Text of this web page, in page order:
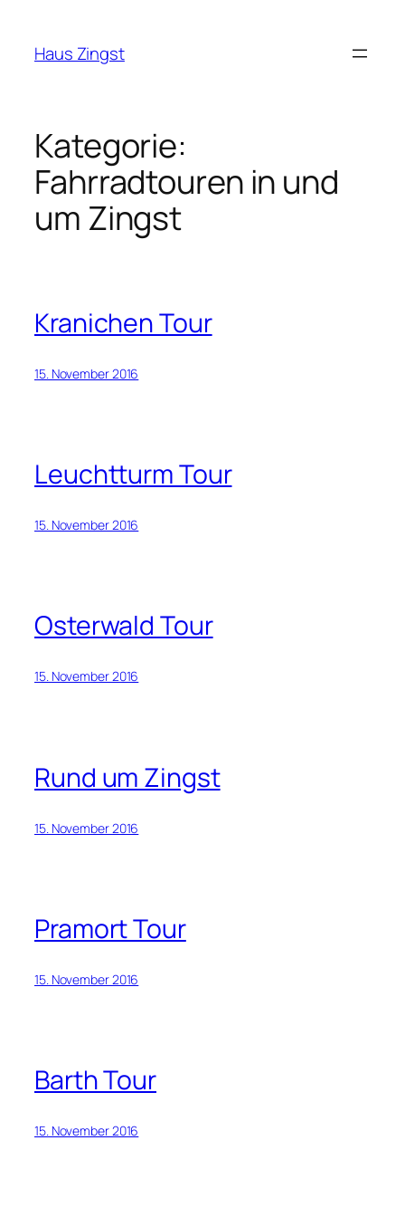
springen
Haus Zingst
Kategorie:
Fahrradtouren in und
um Zingst
Kranichen Tour
15. November 2016
Leuchtturm Tour
15. November 2016
Osterwald Tour
15. November 2016
Rund um Zingst
15. November 2016
Pramort Tour
15. November 2016
Barth Tour
15. November 2016